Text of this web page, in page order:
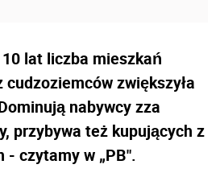
lat liczba mieszkań
zwiększyła
nabywcy zza
przybywa też kupujących z
- czytamy w „PB".